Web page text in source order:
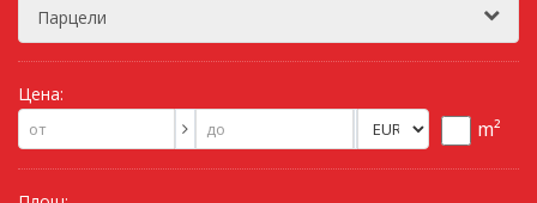
Парцели
Цена:
m²